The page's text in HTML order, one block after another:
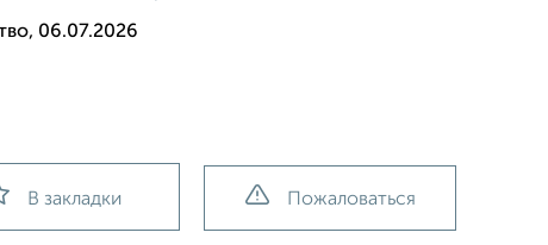
06.07.2026
В закладки Пожаловаться